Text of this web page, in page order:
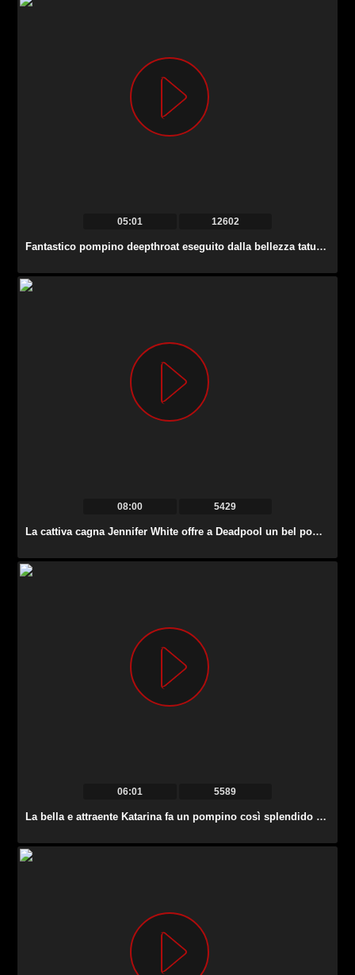
05:01 12602
Fantastico pompino deepthroat eseguito dalla bellezza tatuata Karmen Karma.
08:00 5429
La cattiva cagna Jennifer White offre a Deadpool un bel pompino.
06:01 5589
La bella e attraente Katarina fa un pompino così splendido per lo sperma appiccicoso.